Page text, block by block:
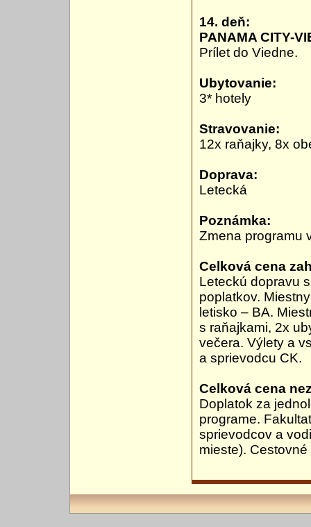
14. deň:
PANAMA CITY-
Prílet do Viedne.
Ubytovanie:
3* hotely
Stravovanie:
12x raňajky, 8x
Doprava:
Letecká
Poznámka:
Zmena programu
Celková cena
Leteckú dopravu
poplatkov.
letisko – BA.
s raňajkami, 2x
večera. Výlety a
a sprievodcu CK.
Celková cena
Doplatok za
programe.
sprievodcov a
mieste).